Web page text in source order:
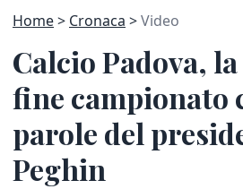
Home Cronaca Video
Calcio Padova,
fine campionato
parole del
Peghin